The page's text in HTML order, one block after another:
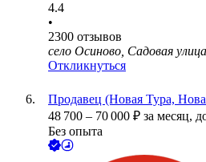
4.4
•
2300 отзывов
село Осиново, Садовая
Откликнуться
Продавец (Новая Тура,
48 700 – 70 000 ₽ за месяц,
Без опыта